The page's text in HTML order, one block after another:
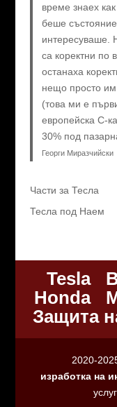
време знаех
беше
интересуваше.
са коректни по
останаха
нещо просто им
(това ми е
европейска C-
30% под
Георги Миразчийски
Части за Тесла
Тесла под Наем
Tesla
Honda
Защита
2020-
изработка на